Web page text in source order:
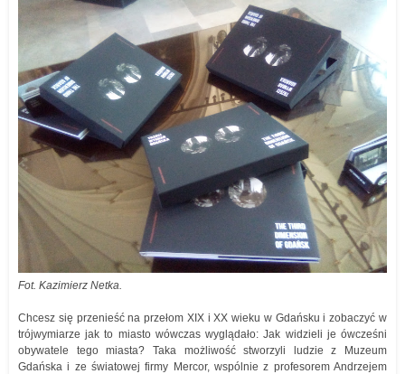
Fot. Kazimierz Netka.
Chcesz się przenieść na przełom XIX i XX wieku w Gdańsku i zobaczyć w
trójwymiarze jak to miasto wówczas wyglądało: Jak widzieli je ówcześni
obywatele tego miasta? Taka możliwość stworzyli ludzie z Muzeum
Gdańska i ze światowej firmy Mercor, wspólnie z profesorem Andrzejem